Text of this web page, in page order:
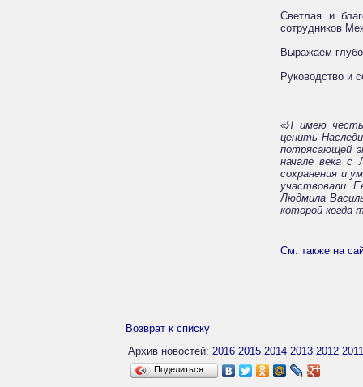
Светлая и
сотрудников
Выражаем
Руководство и
«Я имею
ценить
потрясающей
начале века с
сохранения и
участвовали
Людмила
которой
См. также на
Возврат к списку
Архив новостей: 2016 2015 2014 2013 2012 2011
Поделиться…